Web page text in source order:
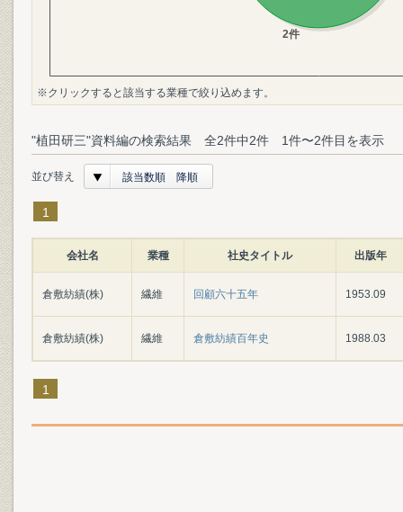
※クリックすると該当する業種で絞り込めます。
"植田研三"資料編の検索結果 全2件中2件 1件〜2件目を表示
並び替え 該当数順 降順
1
会社名 業種 社史タイトル 出版年
倉敷紡績(株) 繊維 回顧六十五年 1953.09
倉敷紡績(株) 繊維 倉敷紡績百年史 1988.03
1